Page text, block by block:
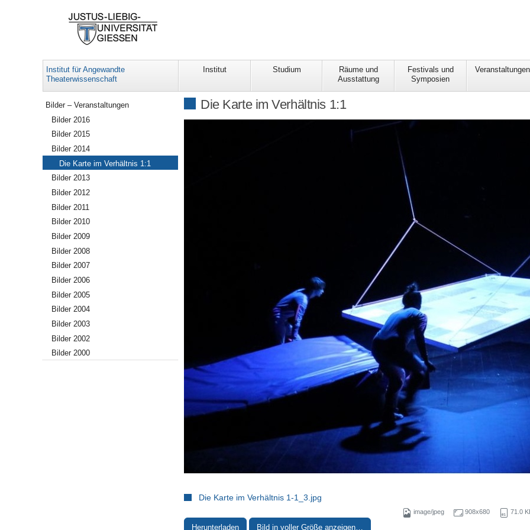
Institut für Angewandte
Theaterwissenschaft
Institut Studium
Räume und
Ausstattung
Festivals und
Symposien
Veranstaltungen
Die Karte im Verhältnis 1:1
Die Karte im Verhältnis 1-1_3.jpg
image/jpeg 908x680 71.0
Herunterladen Bild in voller Größe anzeigen…
Navigation
Bilder – Veranstaltungen
Bilder 2016
Bilder 2015
Bilder 2014
Die Karte im Verhältnis 1:1
Bilder 2013
Bilder 2012
Bilder 2011
Bilder 2010
Bilder 2009
Bilder 2008
Bilder 2007
Bilder 2006
Bilder 2005
Bilder 2004
Bilder 2003
Bilder 2002
Bilder 2000